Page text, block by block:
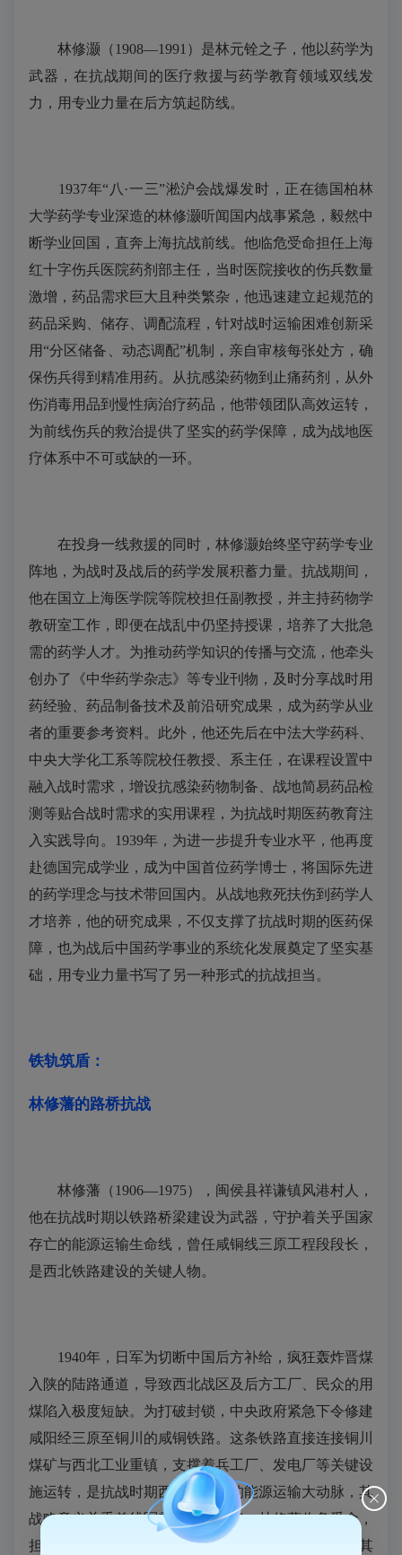
林修灏（1908—1991）是林元铨之子，他以药学为
武器，在抗战期间的医疗救援与药学教育领域双线发
力，用专业力量在后方筑起防线。
1937年“八·一三”淞沪会战爆发时，正在德国柏林
大学药学专业深造的林修灏听闻国内战事紧急，毅然中
断学业回国，直奔上海抗战前线。他临危受命担任上海
红十字伤兵医院药剂部主任，当时医院接收的伤兵数量
激增，药品需求巨大且种类繁杂，他迅速建立起规范的
药品采购、储存、调配流程，针对战时运输困难创新采
用“分区储备、动态调配”机制，亲自审核每张处方，确
保伤兵得到精准用药。从抗感染药物到止痛药剂，从外
伤消毒用品到慢性病治疗药品，他带领团队高效运转，
为前线伤兵的救治提供了坚实的药学保障，成为战地医
疗体系中不可或缺的一环。
在投身一线救援的同时，林修灏始终坚守药学专业
阵地，为战时及战后的药学发展积蓄力量。抗战期间，
他在国立上海医学院等院校担任副教授，并主持药物学
教研室工作，即便在战乱中仍坚持授课，培养了大批急
需的药学人才。为推动药学知识的传播与交流，他牵头
创办了《中华药学杂志》等专业刊物，及时分享战时用
药经验、药品制备技术及前沿研究成果，成为药学从业
者的重要参考资料。此外，他还先后在中法大学药科、
中央大学化工系等院校任教授、系主任，在课程设置中
融入战时需求，增设抗感染药物制备、战地简易药品检
测等贴合战时需求的实用课程，为抗战时期医药教育注
入实践导向。1939年，为进一步提升专业水平，他再度
赴德国完成学业，成为中国首位药学博士，将国际先进
的药学理念与技术带回国内。从战地救死扶伤到药学人
才培养，他的研究成果，不仅支撑了抗战时期的医药保
障，也为战后中国药学事业的系统化发展奠定了坚实基
础，用专业力量书写了另一种形式的抗战担当。
铁轨筑盾：
林修藩的路桥抗战
林修藩（1906—1975），闽侯县祥谦镇风港村人，
他在抗战时期以铁路桥梁建设为武器，守护着关乎国家
存亡的能源运输生命线，曾任咸铜线三原工程段段长，
是西北铁路建设的关键人物。
1940年，日军为切断中国后方补给，疯狂轰炸晋煤
入陕的陆路通道，导致西北战区及后方工厂、民众的用
煤陷入极度短缺。为打破封锁，中央政府紧急下令修建
咸阳经三原至铜川的咸铜铁路。这条铁路直接连接铜川
煤矿与西北工业重镇，支撑着兵工厂、发电厂等关键设
施运转，是抗战时期西北最重要的能源运输大动脉，其
战略意义关乎前线军需与后方稳定。林修藩临危受命，
担任三原工程段段长，负责全长45公里的路段施工，其